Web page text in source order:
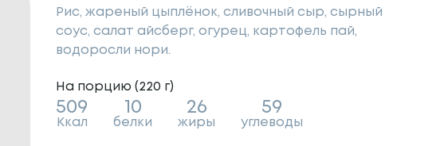
Рис, жареный цыплёнок, сливочный сыр, сырный
соус, салат айсберг, огурец, картофель пай,
водоросли нори.
На порцию (220 г)
509
Ккал
10
белки
26
жиры
59
углеводы